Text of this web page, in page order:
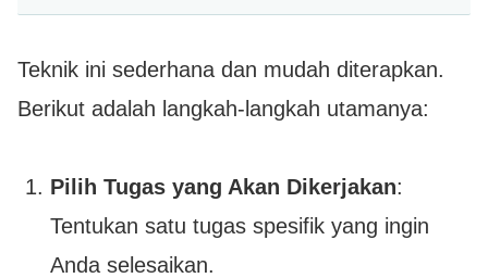
Teknik ini sederhana dan mudah diterapkan.
Berikut adalah langkah-langkah utamanya:
Pilih Tugas yang Akan Dikerjakan:
Tentukan satu tugas spesifik yang ingin
Anda selesaikan.